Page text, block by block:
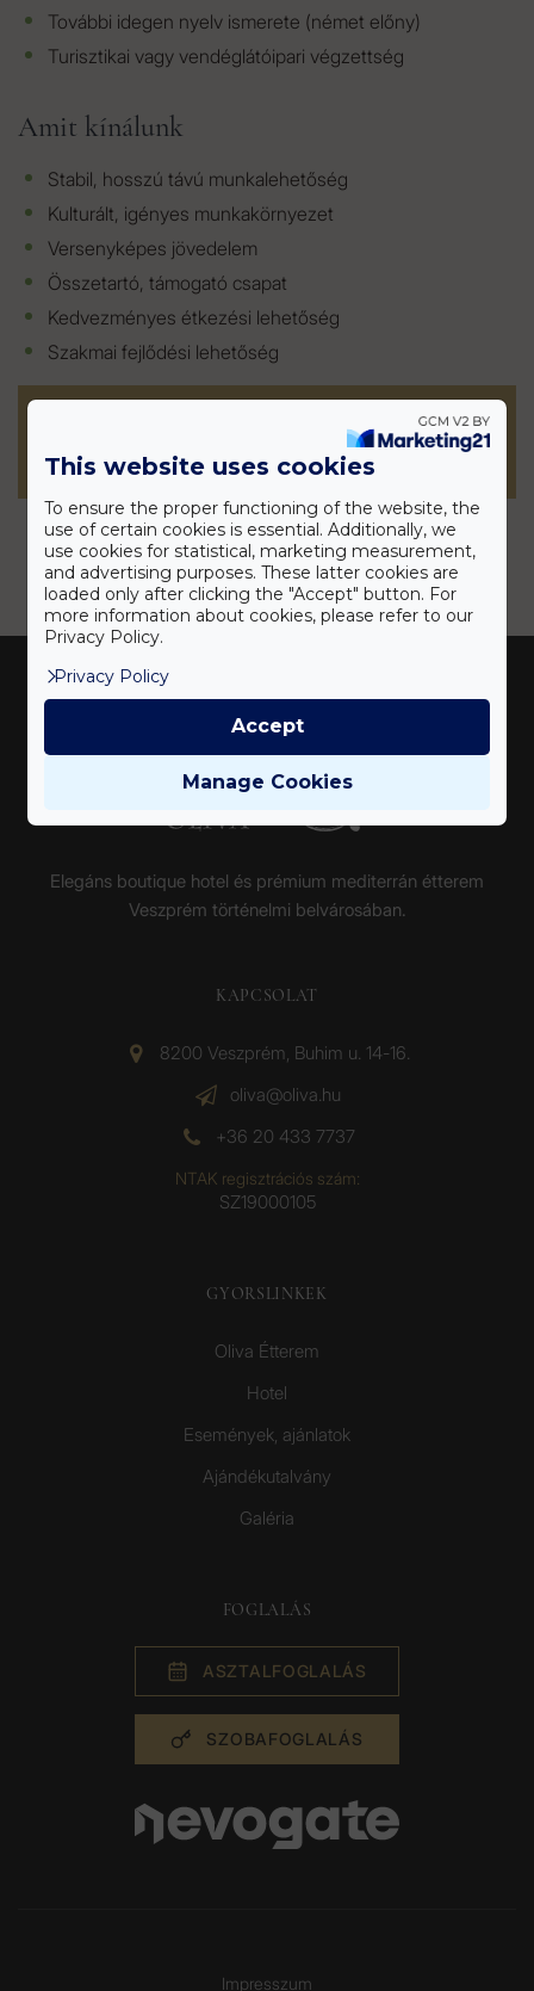
További idegen nyelv ismerete (német előny)
Turisztikai vagy vendéglátóipari végzettség
Amit kínálunk
Stabil, hosszú távú munkalehetőség
Kulturált, igényes munkakörnyezet
Versenyképes jövedelem
Összetartó, támogató csapat
Kedvezményes étkezési lehetőség
Szakmai fejlődési lehetőség
Érdeklődés: +36 20 433 5636
Elegáns boutique hotel és prémium mediterrán étterem
Veszprém történelmi belvárosában.
KAPCSOLAT
8200 Veszprém, Buhim u. 14-16.
oliva@oliva.hu
+36 20 433 7737
NTAK regisztrációs szám:
SZ19000105
GYORSLINKEK
Oliva Étterem
Hotel
Események, ajánlatok
Ajándékutalvány
Galéria
FOGLALÁS
ASZTAL­FOGLALÁS
SZOBA­FOGLALÁS
Impresszum
This website uses cookies
To ensure the proper functioning of the website, the
use of certain cookies is essential. Additionally, we
use cookies for statistical, marketing measurement,
and advertising purposes. These latter cookies are
loaded only after clicking the "Accept" button. For
more information about cookies, please refer to our
Privacy Policy.
Privacy Policy
Manage Cookies
Accept